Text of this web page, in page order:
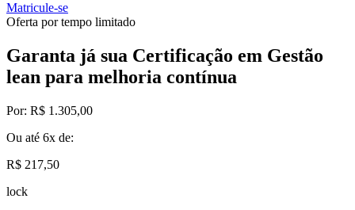
Matricule-se
Oferta por tempo limitado
Garanta já sua Certificação em Gestão
lean para melhoria contínua
Por: R$ 1.305,00
Ou até 6x de:
R$ 217,50
lock